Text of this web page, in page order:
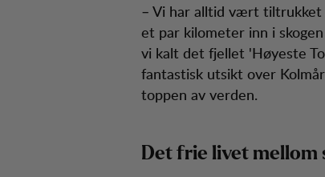
– Vi har alltid vært
et par kilometer inn i
vi kalt det fjellet 'Høyeste
fantastisk utsikt over
toppen av verden.
Det frie livet mellom